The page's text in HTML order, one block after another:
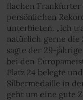
flachen Frankfurter
persönlichen
unterbieten. „Ich
natürlich gerne die
sagte der 29-
bei den
Platz 24 belegte
Silbermedaille in
geht um eine gute